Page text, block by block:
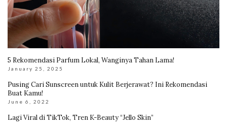
5 Rekomendasi Parfum Lokal, Wanginya Tahan Lama!
January 25, 2025
Pusing Cari Sunscreen untuk Kulit Berjerawat? Ini Rekomendasi
Buat Kamu!
June 6, 2022
Lagi Viral di TikTok, Tren K-Beauty “Jello Skin”